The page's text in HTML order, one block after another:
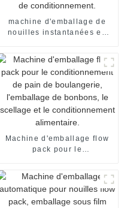
machine d'emballage de
nouilles instantanées en
carton, pour emballage de
nouilles instantanées en
sachets individuels. Ligne
de production de
conditionnement.
Machine d'emballage flow
pack pour le
boulangerie, l'emballage de
bonbons, le scellage et le
conditionnement
alimentaire.